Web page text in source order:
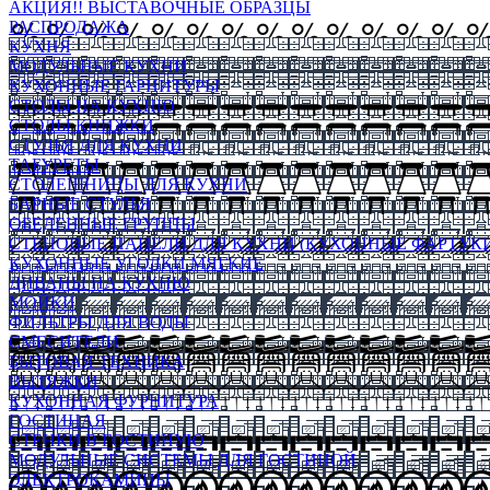
АКЦИЯ!! ВЫСТАВОЧНЫЕ ОБРАЗЦЫ
РАСПРОДАЖА
КУХНЯ
МОДУЛЬНЫЕ КУХНИ
КУХОННЫЕ ГАРНИТУРЫ
СТОЛЫ НА КУХНЮ
СТОЛЫ КНИЖКИ
СТУЛЬЯ ДЛЯ КУХНИ
ТАБУРЕТЫ
СТОЛЕШНИЦЫ ДЛЯ КУХНИ
БАРНЫЕ СТУЛЬЯ
ОБЕДЕННЫЕ ГРУППЫ
СТЕНОВЫЕ ПАНЕЛИ ДЛЯ КУХНИ (КУХОННЫЕ
КУХОННЫЕ УГОЛКИ МЯГКИЕ
ДИВАНЫ НА КУХНЮ
МОЙКИ
ФИЛЬТРЫ ДЛЯ ВОДЫ
СМЕСИТЕЛИ
БЫТОВАЯ ТЕХНИКА
ВЫТЯЖКИ
КУХОННАЯ ФУРНИТУРА
ГОСТИНАЯ
СТЕНКИ В ГОСТИНУЮ
МОДУЛЬНЫЕ СИСТЕМЫ ДЛЯ ГОСТИНОЙ
ЭЛЕКТРОКАМИНЫ